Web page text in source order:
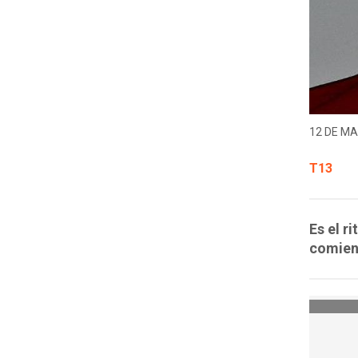
12 DE
T13
Es el